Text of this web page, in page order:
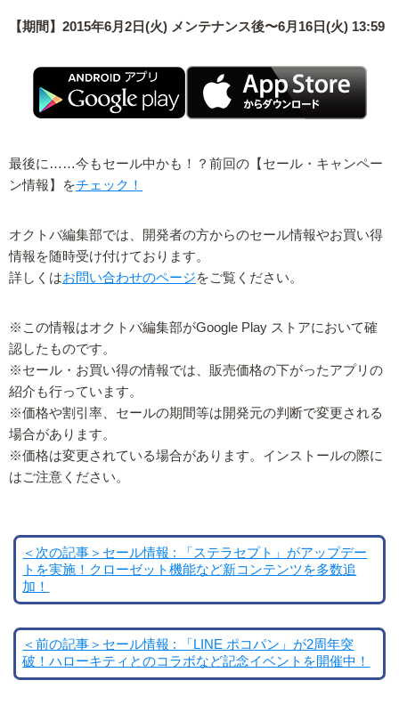
【期間】2015年6月2日(火) メンテナンス後〜6月16日(火) 13:59
最後に……今もセール中かも！？前回の【セール・キャンペー
ン情報】をチェック！
オクトバ編集部では、開発者の方からのセール情報やお買い得
情報を随時受け付けております。
詳しくはお問い合わせのページをご覧ください。
※この情報はオクトバ編集部がGoogle Play ストアにおいて確
認したものです。
※セール・お買い得の情報では、販売価格の下がったアプリの
紹介も行っています。
※価格や割引率、セールの期間等は開発元の判断で変更される
場合があります。
※価格は変更されている場合があります。インストールの際に
はご注意ください。
＜次の記事＞セール情報 : 「ステラセプト」がアップデー
トを実施！クローゼット機能など新コンテンツを多数追
加！
＜前の記事＞セール情報 : 「LINE ポコパン」が2周年突
破！ハローキティとのコラボなど記念イベントを開催中！